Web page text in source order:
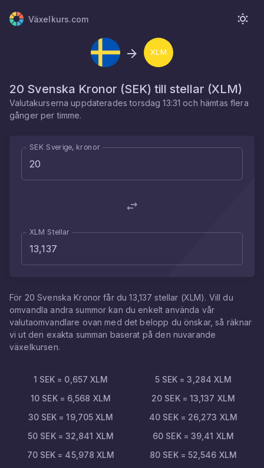
Växelkurs.com
XLM
20 Svenska Kronor (SEK) till stellar (XLM)
Valutakurserna uppdateradestorsdag 13:31 och hämtas flera
gånger per timme.
SEK Sverige, kronor
XLM Stellar
För 20 Svenska Kronor får du13,137 stellar (XLM). Vill du
omvandla andra summor kan du enkelt använda vår
valutaomvandlare ovan med det belopp du önskar, så räknar
vi ut den exakta summan baserat på den nuvarande
växelkursen.
1 SEK = 0,657 XLM 5 SEK =3,284 XLM
10 SEK= 6,568 XLM 20 SEK= 13,137 XLM
30 SEK =19,705 XLM 40 SEK= 26,273 XLM
50 SEK= 32,841 XLM 60 SEK= 39,41 XLM
70 SEK = 45,978 XLM 80 SEK= 52,546 XLM